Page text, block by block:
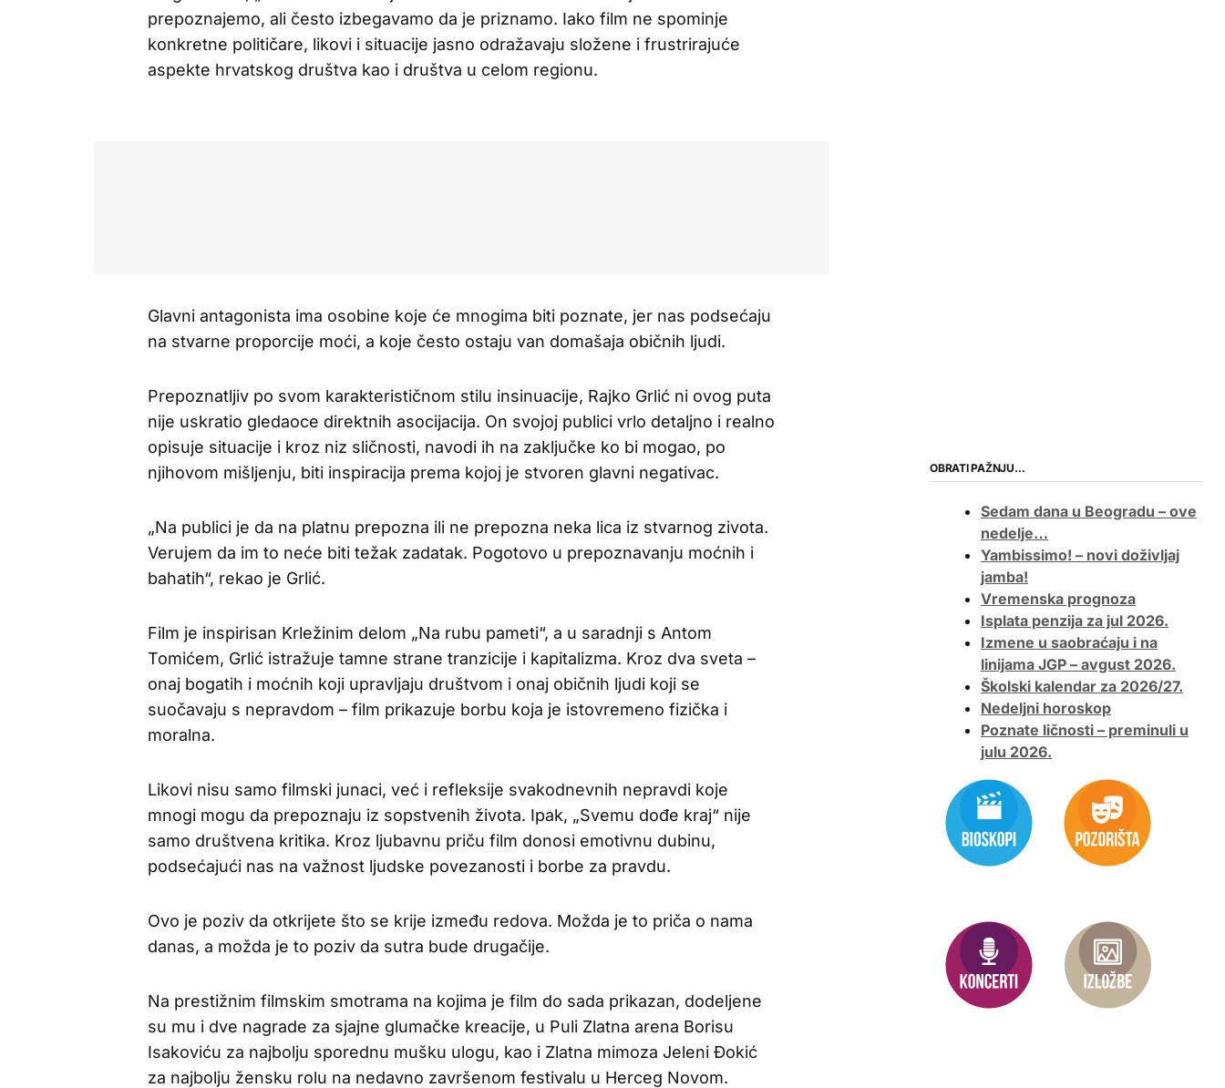
prepoznajemo, ali često izbegavamo da je priznamo. Iako film ne spominje
konkretne političare, likovi i situacije jasno odražavaju složene i frustrirajuće
aspekte hrvatskog društva kao i društva u celom regionu.
Glavni antagonista ima osobine koje će mnogima biti poznate, jer nas podsećaju
na stvarne proporcije moći, a koje često ostaju van domašaja običnih ljudi.
Prepoznatljiv po svom karakterističnom stilu insinuacije, Rajko Grlić ni ovog puta
nije uskratio gledaoce direktnih asocijacija. On svojoj publici vrlo detaljno i realno
opisuje situacije i kroz niz sličnosti, navodi ih na zaključke ko bi mogao, po
njihovom mišljenju, biti inspiracija prema kojoj je stvoren glavni negativac.
„Na publici je da na platnu prepozna ili ne prepozna neka lica iz stvarnog zivota.
Verujem da im to neće biti težak zadatak. Pogotovo u prepoznavanju moćnih i
bahatih“, rekao je Grlić.
Film je inspirisan Krležinim delom „Na rubu pameti“, a u saradnji s Antom
Tomićem, Grlić istražuje tamne strane tranzicije i kapitalizma. Kroz dva sveta –
onaj bogatih i moćnih koji upravljaju društvom i onaj običnih ljudi koji se
suočavaju s nepravdom – film prikazuje borbu koja je istovremeno fizička i
moralna.
Likovi nisu samo filmski junaci, već i refleksije svakodnevnih nepravdi koje
mnogi mogu da prepoznaju iz sopstvenih života. Ipak, „Svemu dođe kraj“ nije
samo društvena kritika. Kroz ljubavnu priču film donosi emotivnu dubinu,
podsećajući nas na važnost ljudske povezanosti i borbe za pravdu.
Ovo je poziv da otkrijete što se krije između redova. Možda je to priča o nama
danas, a možda je to poziv da sutra bude drugačije.
Na prestižnim filmskim smotrama na kojima je film do sada prikazan, dodeljene
su mu i dve nagrade za sjajne glumačke kreacije, u Puli Zlatna arena Borisu
Isakoviću za najbolju sporednu mušku ulogu, kao i Zlatna mimoza Jeleni Đokić
za najbolju žensku rolu na nedavno završenom festivalu u Herceg Novom.
OBRATI PAŽNJU…
Sedam dana u Beogradu – ove
nedelje…
Yambissimo! – novi doživljaj
jamba!
Vremenska prognoza
Isplata penzija za jul 2026.
Izmene u saobraćaju i na
linijama JGP – avgust 2026.
Školski kalendar za 2026/27.
Nedeljni horoskop
Poznate ličnosti – preminuli u
julu 2026.